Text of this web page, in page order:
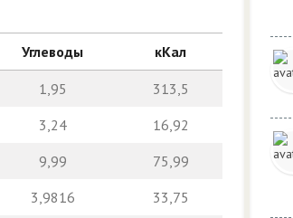
Углеводы кКал
1,95
313,5
3,24
16,92
9,99
75,99
3,9816
33,75